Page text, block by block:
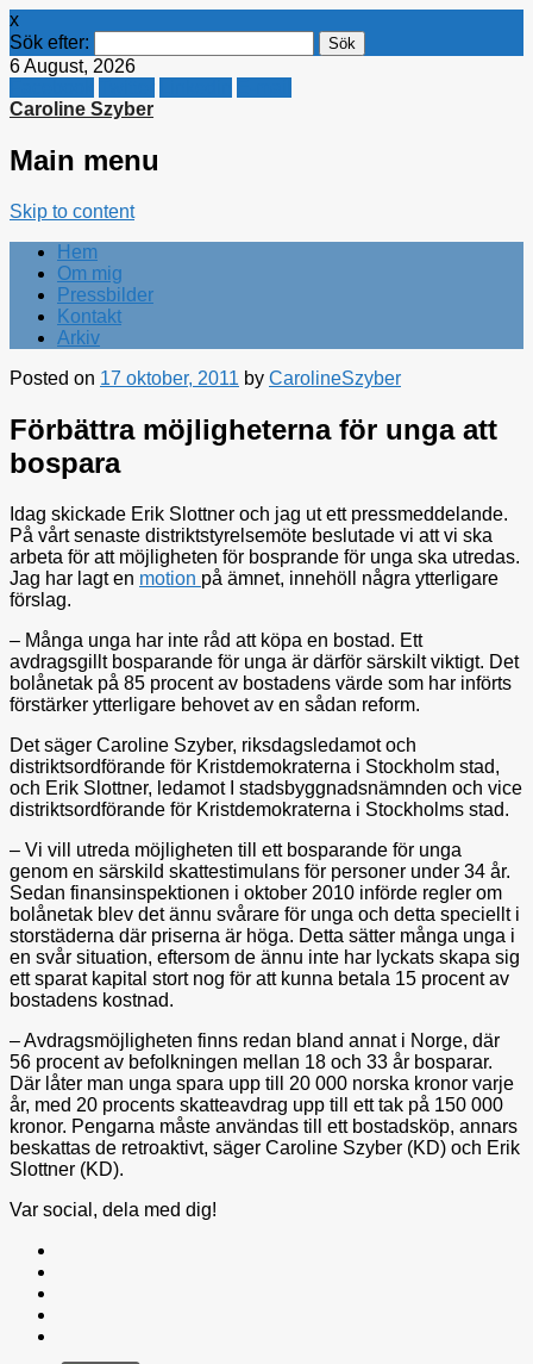
x
Sök efter:
6 August, 2026
Caroline Szyber
Main menu
Skip to content
Hem
Om mig
Pressbilder
Kontakt
Arkiv
Posted on 17 oktober, 2011 by CarolineSzyber
Förbättra möjligheterna för unga att
bospara
Idag skickade Erik Slottner och jag ut ett pressmeddelande.
På vårt senaste distriktstyrelsemöte beslutade vi att vi ska
arbeta för att möjligheten för bosprande för unga ska utredas.
Jag har lagt en motion på ämnet, innehöll några ytterligare
förslag.
– Många unga har inte råd att köpa en bostad. Ett
avdragsgillt bosparande för unga är därför särskilt viktigt. Det
bolånetak på 85 procent av bostadens värde som har införts
förstärker ytterligare behovet av en sådan reform.
Det säger Caroline Szyber, riksdagsledamot och
distriktsordförande för Kristdemokraterna i Stockholm stad,
och Erik Slottner, ledamot I stadsbyggnadsnämnden och vice
distriktsordförande för Kristdemokraterna i Stockholms stad.
– Vi vill utreda möjligheten till ett bosparande för unga
genom en särskild skattestimulans för personer under 34 år.
Sedan finansinspektionen i oktober 2010 införde regler om
bolånetak blev det ännu svårare för unga och detta speciellt i
storstäderna där priserna är höga. Detta sätter många unga i
en svår situation, eftersom de ännu inte har lyckats skapa sig
ett sparat kapital stort nog för att kunna betala 15 procent av
bostadens kostnad.
– Avdragsmöjligheten finns redan bland annat i Norge, där
56 procent av befolkningen mellan 18 och 33 år bosparar.
Där låter man unga spara upp till 20 000 norska kronor varje
år, med 20 procents skatteavdrag upp till ett tak på 150 000
kronor. Pengarna måste användas till ett bostadsköp, annars
beskattas de retroaktivt, säger Caroline Szyber (KD) och Erik
Slottner (KD).
Var social, dela med dig!